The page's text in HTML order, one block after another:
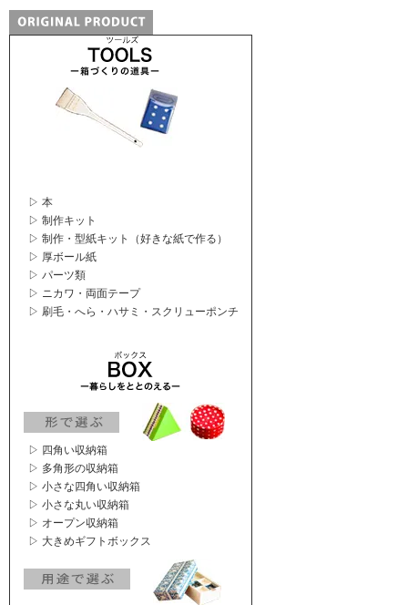
▷ 本
▷ 制作キット
▷ 制作・型紙キット（好きな紙で作る）
▷ 厚ボール紙
▷ パーツ類
▷ ニカワ・両面テープ
▷ 刷毛・へら・ハサミ・スクリューポンチ
▷ 四角い収納箱
▷ 多角形の収納箱
▷ 小さな四角い収納箱
▷ 小さな丸い収納箱
▷ オープン収納箱
▷ 大きめギフトボックス